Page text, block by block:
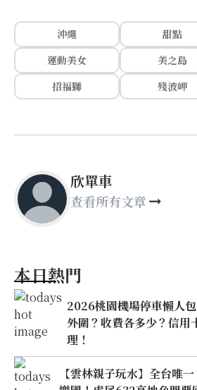
沖繩
甜點
運動美女
美之島
招福獅
殘波岬
欣單車
查看所有文章
本日熱門
2026桃園機場停車懶人
外圍？收費各多少？信用
理！
【雲林親子玩水】全台唯